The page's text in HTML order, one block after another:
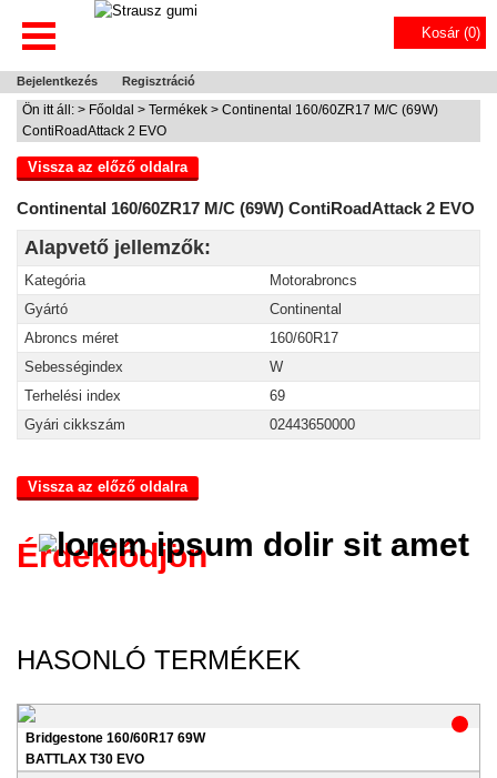
Kosár (0)
Bejelentkezés Regisztráció
Ön itt áll: > Főoldal > Termékek > Continental 160/60ZR17 M/C (69W)
ContiRoadAttack 2 EVO
Vissza az előző oldalra
Continental 160/60ZR17 M/C (69W) ContiRoadAttack 2 EVO
Alapvető jellemzők:
Kategória
Motorabroncs
Gyártó
Continental
Abroncs méret
160/60R17
Sebességindex
W
Terhelési index
69
Gyári cikkszám
02443650000
Vissza az előző oldalra
Érdeklődjön
HASONLÓ TERMÉKEK
Bridgestone 160/60R17 69W
BATTLAX T30 EVO